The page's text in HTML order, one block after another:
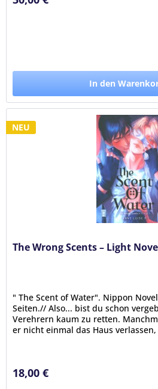
In den
NEU
The Wrong Scents – Light
" The Scent of Water". Nippon
Seiten.// Also... bist du schon
Verehrern kaum zu retten.
er nicht einmal das Haus
18,00 €